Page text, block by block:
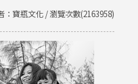
：寶瓶文化 / 瀏覽次數(2163958)